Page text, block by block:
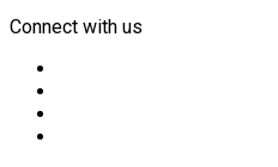
Connect with us